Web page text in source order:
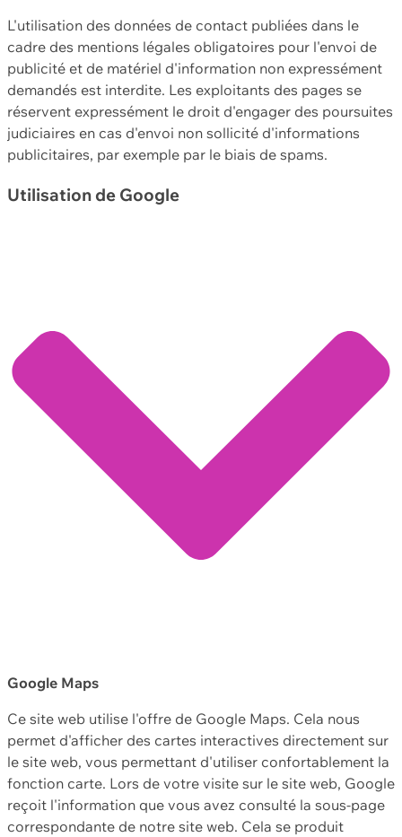
L'utilisation des données de contact publiées dans le
cadre des mentions légales obligatoires pour l'envoi de
publicité et de matériel d'information non expressément
demandés est interdite. Les exploitants des pages se
réservent expressément le droit d'engager des poursuites
judiciaires en cas d'envoi non sollicité d'informations
publicitaires, par exemple par le biais de spams.
Utilisation de Google
Google Maps
Ce site web utilise l'offre de Google Maps. Cela nous
permet d'afficher des cartes interactives directement sur
le site web, vous permettant d'utiliser confortablement la
fonction carte. Lors de votre visite sur le site web, Google
reçoit l'information que vous avez consulté la sous-page
correspondante de notre site web. Cela se produit